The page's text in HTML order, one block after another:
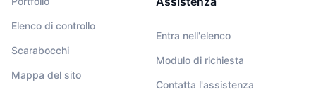
Elenco di controllo
Scarabocchi
Mappa del sito
Entra nell'elenco
Modulo di richiesta
Contatta l'assistenza